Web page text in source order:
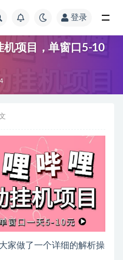
登录
机项目，单窗口5-10
家做了一个详细的解析操